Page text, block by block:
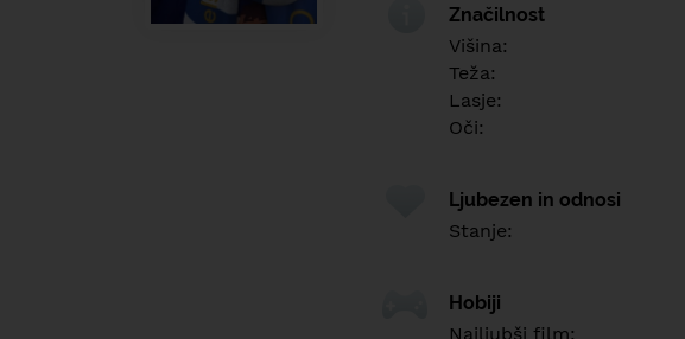
Značilnost
Višina:
Teža:
Lasje:
Oči:
Ljubezen in odnosi
Stanje:
Hobiji
Najljubši film: